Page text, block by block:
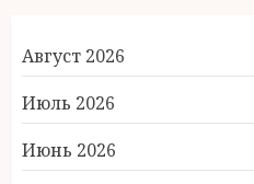
Август 2026
Июль 2026
Июнь 2026